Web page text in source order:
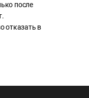
после
отказать в